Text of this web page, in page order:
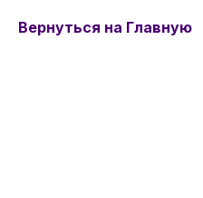
Вернуться на Главную